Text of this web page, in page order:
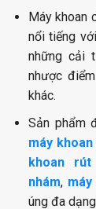
Máy khoan
nổi tiếng
những cải
nhược
khác.
Sản phẩm
máy khoan
khoan
nhám,
úng đa